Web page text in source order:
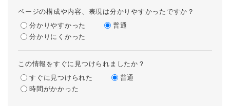
ページの構成や内容、表現は分かりやすかったですか？
分かりやすかった
普通
分かりにくかった
この情報をすぐに見つけられましたか？
すぐに見つけられた
普通
時間がかかった